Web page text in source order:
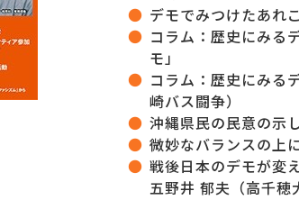
デモでみつけたあれ
コラム：歴史にみ
モ」
コラム：歴史にみる
崎バス闘争）
沖縄県民の民意の示
微妙なバランスの上
戦後日本のデモが変
五野井 郁夫（高千穂